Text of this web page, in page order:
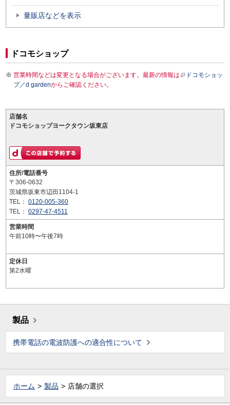
量販店などを表示
ドコモショップ
営業時間などは変更となる場合がございます。最新の情報は
ドコモショッ
プ／d gardenからご確認ください。
店舗名
ドコモショップヨークタウン坂東店
住所/電話番号
〒306-0632
茨城県坂東市辺田1104-1
TEL： 0120-005-360
TEL： 0297-47-4511
営業時間
午前10時〜午後7時
定休日
第2水曜
製品
携帯電話の電波防護への適合性について
ホーム 製品 店舗の選択